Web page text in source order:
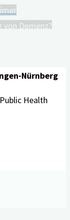
Demenz?
Nürnberg
Health